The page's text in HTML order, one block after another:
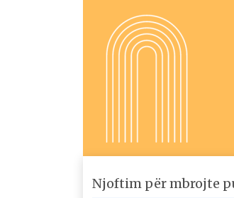
Njoftim për mbrojte